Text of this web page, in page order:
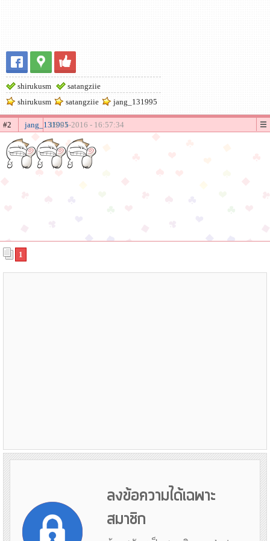
shirukusm
satangziie
shirukusm
satangziie jang_131995
#2 jang_13199518-01-2016 - 16:57:34
1
ลงข้อความได้เฉพาะ
สมาชิก